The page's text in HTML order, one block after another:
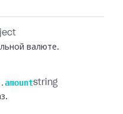
валюте.
amountstring